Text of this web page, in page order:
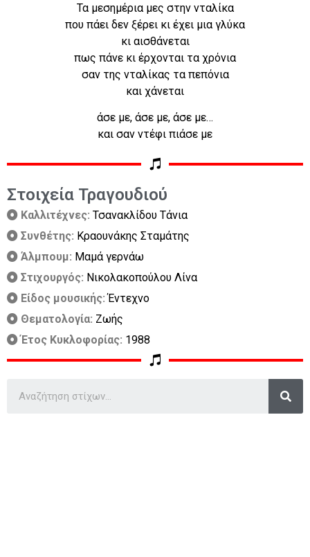
Τα μεσημέρια μες στην νταλίκα
που πάει δεν ξέρει κι έχει μια γλύκα
κι αισθάνεται
πως πάνε κι έρχονται τα χρόνια
σαν της νταλίκας τα πεπόνια
και χάνεται
άσε με, άσε με, άσε με…
και σαν ντέφι πιάσε με
Στοιχεία Τραγουδιού
Καλλιτέχνες: Τσανακλίδου Τάνια
Συνθέτης: Κραουνάκης Σταμάτης
Άλμπουμ: Μαμά γερνάω
Στιχουργός: Νικολακοπούλου Λίνα
Είδος μουσικής:Έντεχνο
Θεματολογία: Ζωής
Έτος Κυκλοφορίας: 1988